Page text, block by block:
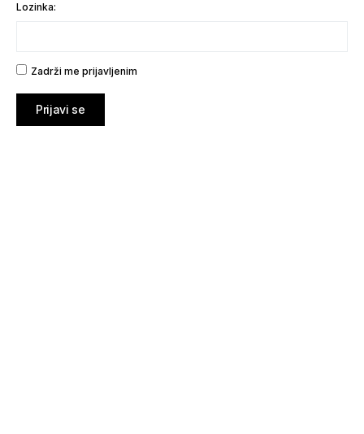
Lozinka:
Zadrži me prijavljenim
Prijavi se